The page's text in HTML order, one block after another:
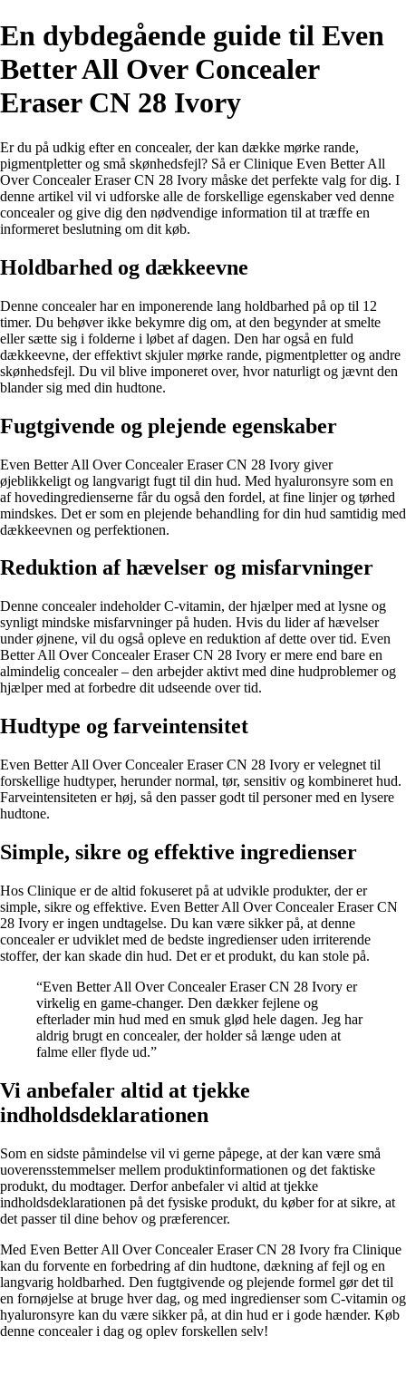
En dybdegående guide til Even
Better All Over Concealer
Eraser CN 28 Ivory
Er du på udkig efter en concealer, der kan dække mørke rande,
pigmentpletter og små skønhedsfejl? Så er Clinique Even Better All
Over Concealer Eraser CN 28 Ivory måske det perfekte valg for dig. I
denne artikel vil vi udforske alle de forskellige egenskaber ved denne
concealer og give dig den nødvendige information til at træffe en
informeret beslutning om dit køb.
Holdbarhed og dækkeevne
Denne concealer har en imponerende lang holdbarhed på op til 12
timer. Du behøver ikke bekymre dig om, at den begynder at smelte
eller sætte sig i folderne i løbet af dagen. Den har også en fuld
dækkeevne, der effektivt skjuler mørke rande, pigmentpletter og andre
skønhedsfejl. Du vil blive imponeret over, hvor naturligt og jævnt den
blander sig med din hudtone.
Fugtgivende og plejende egenskaber
Even Better All Over Concealer Eraser CN 28 Ivory giver
øjeblikkeligt og langvarigt fugt til din hud. Med hyaluronsyre som en
af hovedingredienserne får du også den fordel, at fine linjer og tørhed
mindskes. Det er som en plejende behandling for din hud samtidig med
dækkeevnen og perfektionen.
Reduktion af hævelser og misfarvninger
Denne concealer indeholder C-vitamin, der hjælper med at lysne og
synligt mindske misfarvninger på huden. Hvis du lider af hævelser
under øjnene, vil du også opleve en reduktion af dette over tid. Even
Better All Over Concealer Eraser CN 28 Ivory er mere end bare en
almindelig concealer – den arbejder aktivt med dine hudproblemer og
hjælper med at forbedre dit udseende over tid.
Hudtype og farveintensitet
Even Better All Over Concealer Eraser CN 28 Ivory er velegnet til
forskellige hudtyper, herunder normal, tør, sensitiv og kombineret hud.
Farveintensiteten er høj, så den passer godt til personer med en lysere
hudtone.
Simple, sikre og effektive ingredienser
Hos Clinique er de altid fokuseret på at udvikle produkter, der er
simple, sikre og effektive. Even Better All Over Concealer Eraser CN
28 Ivory er ingen undtagelse. Du kan være sikker på, at denne
concealer er udviklet med de bedste ingredienser uden irriterende
stoffer, der kan skade din hud. Det er et produkt, du kan stole på.
“Even Better All Over Concealer Eraser CN 28 Ivory er
virkelig en game-changer. Den dækker fejlene og
efterlader min hud med en smuk glød hele dagen. Jeg har
aldrig brugt en concealer, der holder så længe uden at
falme eller flyde ud.”
Vi anbefaler altid at tjekke
indholdsdeklarationen
Som en sidste påmindelse vil vi gerne påpege, at der kan være små
uoverensstemmelser mellem produktinformationen og det faktiske
produkt, du modtager. Derfor anbefaler vi altid at tjekke
indholdsdeklarationen på det fysiske produkt, du køber for at sikre, at
det passer til dine behov og præferencer.
Med Even Better All Over Concealer Eraser CN 28 Ivory fra Clinique
kan du forvente en forbedring af din hudtone, dækning af fejl og en
langvarig holdbarhed. Den fugtgivende og plejende formel gør det til
en fornøjelse at bruge hver dag, og med ingredienser som C-vitamin og
hyaluronsyre kan du være sikker på, at din hud er i gode hænder. Køb
denne concealer i dag og oplev forskellen selv!